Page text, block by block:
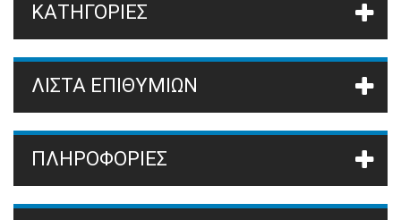
ΚΑΤΗΓΟΡΊΕΣ
ΛΊΣΤΑ ΕΠΙΘΥΜΙΏΝ
ΠΛΗΡΟΦΟΡΙΕΣ